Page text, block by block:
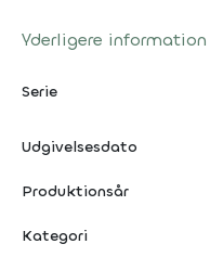
Yderligere information
Serie
Udgivelsesdato
Produktionsår
Kategori